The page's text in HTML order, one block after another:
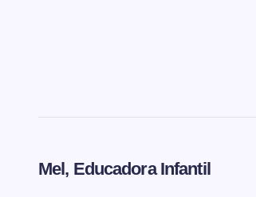
Mel, Educadora Infantil